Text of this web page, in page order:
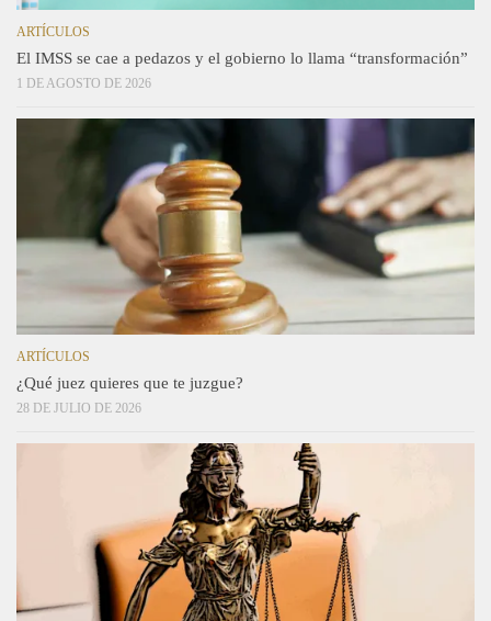
ARTÍCULOS
El IMSS se cae a pedazos y el gobierno lo llama “transformación”
1 DE AGOSTO DE 2026
ARTÍCULOS
¿Qué juez quieres que te juzgue?
28 DE JULIO DE 2026